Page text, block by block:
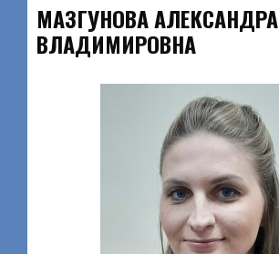
МАЗГУНОВА АЛЕКСАНДРА
ВЛАДИМИРОВНА